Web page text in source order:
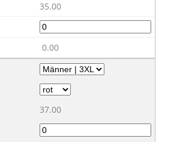
35.00
0.00
37.00